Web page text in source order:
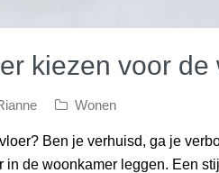
kiezen voor de
Wonen
Ben je verhuisd, ga je
in de woonkamer leggen. Een